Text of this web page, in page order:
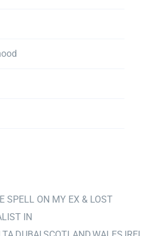
SPELL ON MY EX & LOST
IN